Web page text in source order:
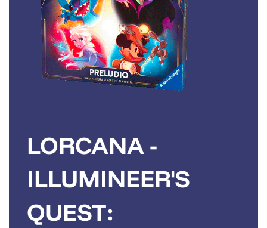
LORCANA -
ILLUMINEER'S
QUEST: